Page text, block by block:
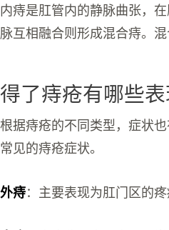
内痔是肛管内的静脉曲张，
脉互相融合则形成混合痔。混
得了痔疮有哪些表
根据痔疮的不同类型，症状
常见的痔疮症状。
外痔：主要表现为肛门区的